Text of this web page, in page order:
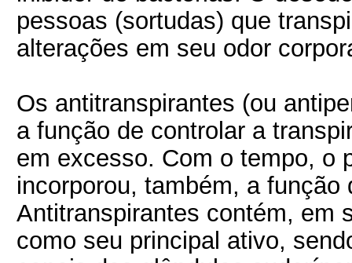
pessoas (sortudas) que
alterações em seu odor
Os antitranspirantes (ou
a função de controlar a
em excesso. Com o tempo, o
incorporou, também, a função
Antitranspirantes contém, em
como seu principal ativo,